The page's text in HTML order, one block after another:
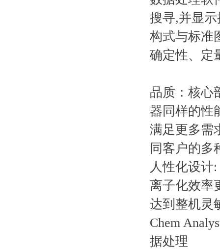
搜寻,并显
构式与标准
确定性、定
品质：核心
器同样的性
满足更多需
同客户的多
人性化设计
离子化效率
达到整机灵
Chem
据处理